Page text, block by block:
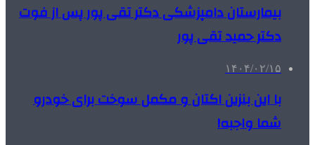
بیمارستان دامپزشکی دکتر تقی پور پس از فوت
دکتر حمید تقی پور
۱۴۰۴/۰۲/۱۵
با این بنزین اکتان و مکمل سوخت برای خودرو
شما واجبه!